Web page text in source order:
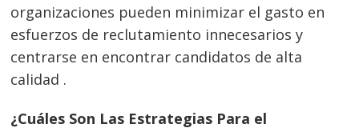
organizaciones pueden minimizar el gasto en
esfuerzos de reclutamiento innecesarios y
centrarse en encontrar candidatos de alta
calidad .
¿Cuáles Son Las Estrategias Para el